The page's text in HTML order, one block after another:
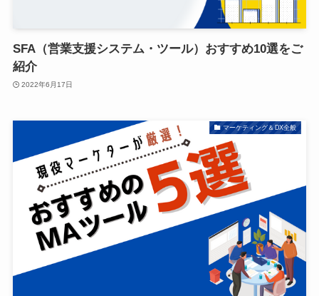
SFA（営業支援システム・ツール）おすすめ10選をご
紹介
2022年6月17日
マーケティング＆DX全般